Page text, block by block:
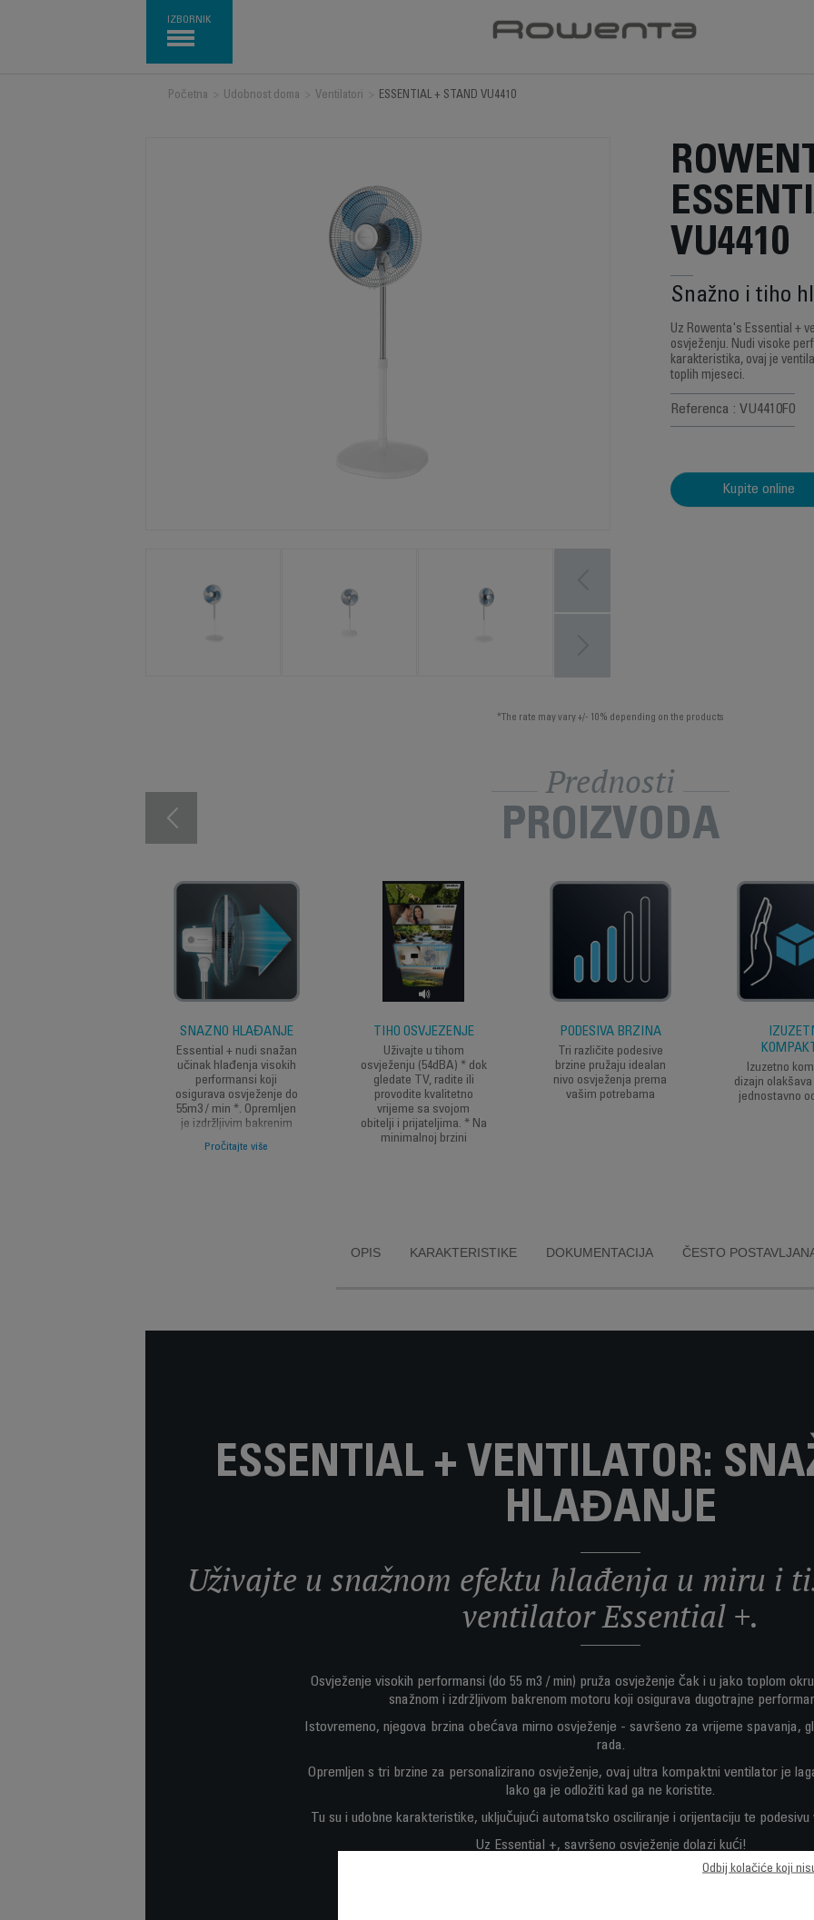
IZBORNIK
Početna Udobnost doma Ventilatori ESSENTIAL + STAND VU4410
VU4410
Snažno i tiho
Uz Rowenta's Essential +
osvježenju. Nudi visoke
karakteristika, ovaj je
toplih mjeseci.
Referenca : VU4410F0
Kupite online
*The rate may vary +/- 10% depending on the products
Prednosti
PROIZVODA
SNAŽNO HLAĐANJE
Essential + nudi snažan
učinak hlađenja visokih
performansi koji
osigurava osvježenje do
55m3 / min *. Opremljen
je izdržljivim bakrenim
motorom za dugotrajne
performanse i dodatnu
Pročitajte više
TIHO OSVJEŽENJE
Uživajte u tihom
osvježenju (54dBA) * dok
gledate TV, radite ili
provodite kvalitetno
vrijeme sa svojom
obitelji i prijateljima. * Na
minimalnoj brzini
PODESIVA BRZINA
Tri različite podesive
brzine pružaju idealan
nivo osvježenja prema
vašim potrebama
Izuzetno
dizajn
jednostavno
OPIS KARAKTERISTIKE DOKUMENTACIJA ČESTO
ESSENTIAL + VENTILATOR:
HLAĐANJE
Uživajte u snažnom efektu hlađenja u miru i
ventilator Essential +.
Osvježenje visokih performansi (do 55 m3 / min) pruža osvježenje čak i u jako toplom
snažnom i izdržljivom bakrenom motoru koji osigurava dugotrajne
Istovremeno, njegova brzina obećava mirno osvježenje - savršeno za vrijeme spavanja,
rada.
Opremljen s tri brzine za personalizirano osvježenje, ovaj ultra kompaktni ventilator je
lako ga je odložiti kad ga ne koristite.
Tu su i udobne karakteristike, uključujući automatsko osciliranje i orijentaciju te
Uz Essential +, savršeno osvježenje dolazi kući!
Odbij kolačiće koji